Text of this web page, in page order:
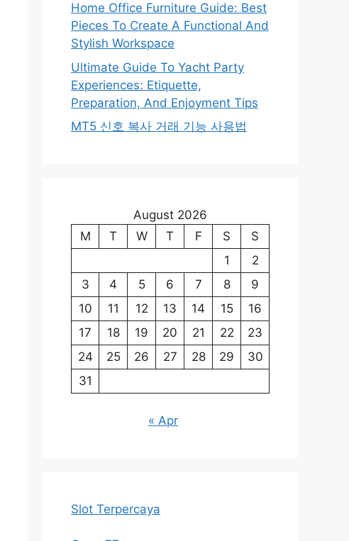
Home Office Furniture Guide: Best
Pieces To Create A Functional And
Stylish Workspace
Ultimate Guide To Yacht Party
Experiences: Etiquette,
Preparation, And Enjoyment Tips
MT5 신호 복사 거래 기능 사용법
August 2026
M
T W T F S
S
1
2
3
4 5 6 7 8
9
10
11 12 13 14 15
16
17
18 19 20 21 22
23
24
25 26 27 28 29
30
31
« Apr
Slot Terpercaya